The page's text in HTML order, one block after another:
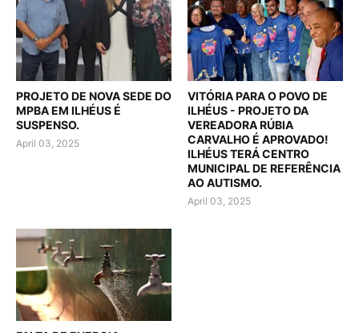
PROJETO DE NOVA SEDE DO
MPBA EM ILHÉUS É
SUSPENSO.
April 03, 2025
VITÓRIA PARA O POVO DE
ILHÉUS - PROJETO DA
VEREADORA RÚBIA
CARVALHO É APROVADO!
ILHÉUS TERÁ CENTRO
MUNICIPAL DE REFERÊNCIA
AO AUTISMO.
April 03, 2025